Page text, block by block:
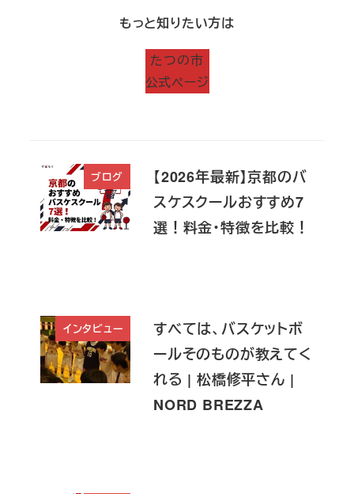
もっと知りたい方は
たつの市
公式ページ
ブログ
【2026年最新】京都のバ
スケスクールおすすめ7
選！料金・特徴を比較！
インタビュー
すべては、バスケットボ
ールそのものが教えてく
れる | 松橋修平さん |
NORD BREZZA